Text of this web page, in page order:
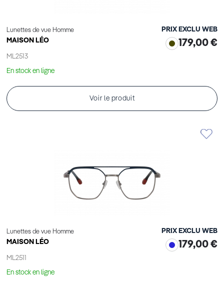
Lunettes de vue Homme
MAISON LÉO
ML2513
PRIX EXCLU WEB
179,00 €
En stock en ligne
Voir le produit
Lunettes de vue Homme
MAISON LÉO
ML2511
PRIX EXCLU WEB
179,00 €
En stock en ligne